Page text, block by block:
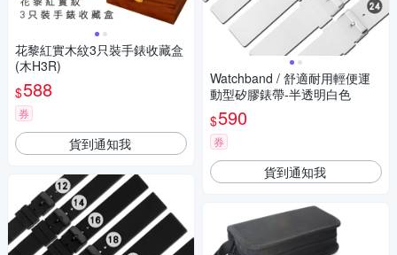
花黎紅實木紋3只裝手錶收藏盒
(木H3R)
$588
券
貨到通知我
Watchband / 舒適耐用輕便運
動型矽膠錶帶-半透明白色
$590
券
貨到通知我